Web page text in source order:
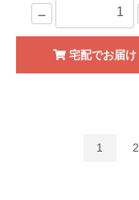
－
宅配でお届け
1 2